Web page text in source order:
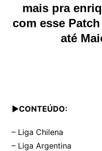
mais pra
com esse
até
▶CONTEÚDO:
– Liga Chilena
– Liga Argentina